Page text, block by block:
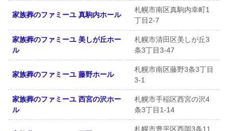
家族葬のファミーユ 真駒内ホール
札幌市南区真駒内幸町1
丁目2-7
家族葬のファミーユ 美しが丘ホー
ル
札幌市清田区美しが丘3
条3丁目3-47
家族葬のファミーユ 藤野ホール
札幌市南区藤野3条3丁目
3-1
家族葬のファミーユ 西宮の沢ホー
ル
札幌市手稲区西宮の沢4
条3丁目1-14
札幌市豊平区西岡3条11